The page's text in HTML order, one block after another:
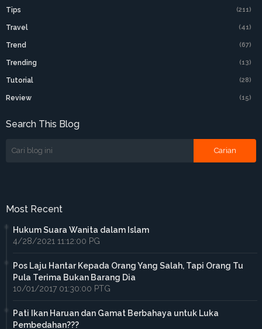
Tips (211)
Travel (41)
Trend (67)
Trending (13)
Tutorial (28)
Review (15)
Search This Blog
Most Recent
Hukum Suara Wanita dalam Islam
4/28/2021 11:12:00 PG
Pos Laju Hantar Kepada Orang Yang Salah, Tapi Orang Tu
Pula Terima Bukan Barang Dia
10/01/2017 01:30:00 PTG
Pati Ikan Haruan dan Gamat Berbahaya untuk Luka
Pembedahan???